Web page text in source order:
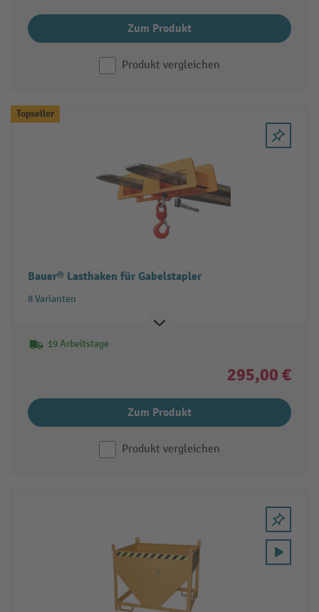
Zum Produkt
Produkt vergleichen
Topseller
Bauer® Lasthaken für Gabelstapler
8 Varianten
19 Arbeitstage
295,00 €
Zum Produkt
Produkt vergleichen